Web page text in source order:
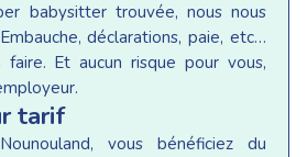
babysitter trouvée, nous nous
déclarations, paie, etc…
faire. Et aucun risque pour vous,
tarif
vous bénéficiez du